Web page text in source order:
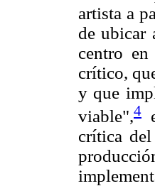
artista a
de ubicar
centro
crítico,
y que
viable",4
crítica